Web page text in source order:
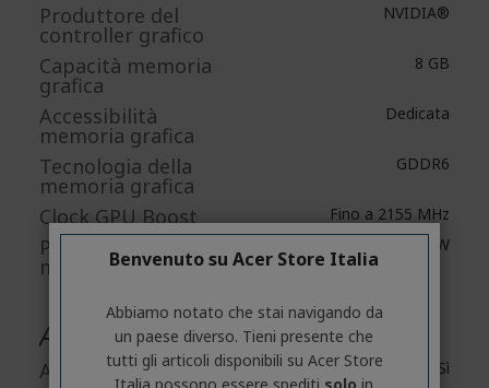
Produttore del
controller grafico
NVIDIA®
Capacità memoria
grafica
8 GB
Accessibilità
memoria grafica
Dedicata
Tecnologia della
memoria grafica
GDDR6
Clock GPU Boost Fino a 2155 MHz
Potenza grafica
massima
Fino a 85 W
Audio
Altoparlanti Sì
Benvenuto su Acer Store Italia
Abbiamo notato che stai navigando da
un paese diverso. Tieni presente che
tutti gli articoli disponibili su Acer Store